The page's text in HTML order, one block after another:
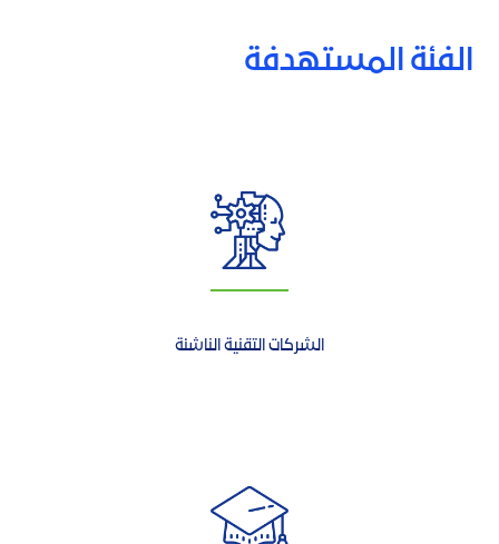
الفئة المستهدفة
الشركات التقنية الناشئة